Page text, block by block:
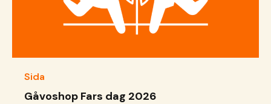
Sida
Gåvoshop Fars dag 2026